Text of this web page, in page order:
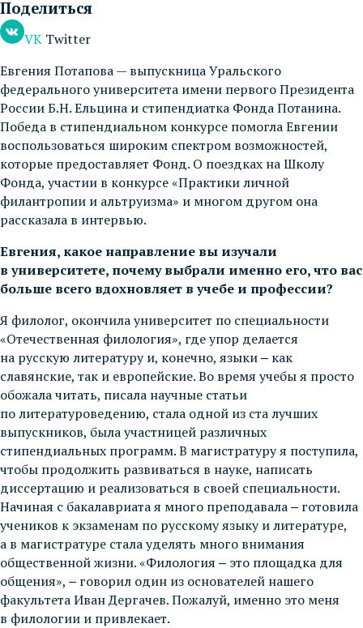
Поделиться
VK Twitter
Евгения Потапова — выпускница Уральского
федерального университета имени первого Президента
России Б.Н. Ельцина и стипендиатка Фонда Потанина.
Победа в стипендиальном конкурсе помогла Евгении
воспользоваться широким спектром возможностей,
которые предоставляет Фонд. О поездках на Школу
Фонда, участии в конкурсе «Практики личной
филантропии и альтруизма» и многом другом она
рассказала в интервью.
Евгения, какое направление вы изучали
в университете, почему выбрали именно его, что вас
больше всего вдохновляет в учебе и профессии?
Я филолог, окончила университет по специальности
«Отечественная филология», где упор делается
на русскую литературу и, конечно, языки ‒ как
славянские, так и европейские. Во время учебы я просто
обожала читать, писала научные статьи
по литературоведению, стала одной из ста лучших
выпускников, была участницей различных
стипендиальных программ. В магистратуру я поступила,
чтобы продолжить развиваться в науке, написать
диссертацию и реализоваться в своей специальности.
Начиная с бакалавриата я много преподавала ‒ готовила
учеников к экзаменам по русскому языку и литературе,
а в магистратуре стала уделять много внимания
общественной жизни. «Филология ‒ это площадка для
общения», ‒ говорил один из основателей нашего
факультета Иван Дергачев. Пожалуй, именно это меня
в филологии и привлекает.